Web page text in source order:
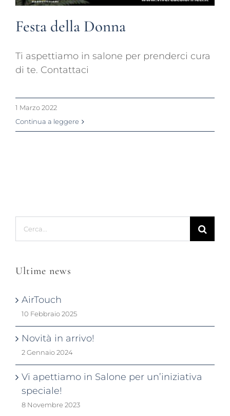
Festa della Donna
Ti aspettiamo in salone per prenderci cura
di te. Contattaci
1 Marzo 2022
Continua a leggere
Ultime news
AirTouch
10 Febbraio 2025
Novità in arrivo!
2 Gennaio 2024
Vi apettiamo in Salone per un’iniziativa
speciale!
8 Novembre 2023